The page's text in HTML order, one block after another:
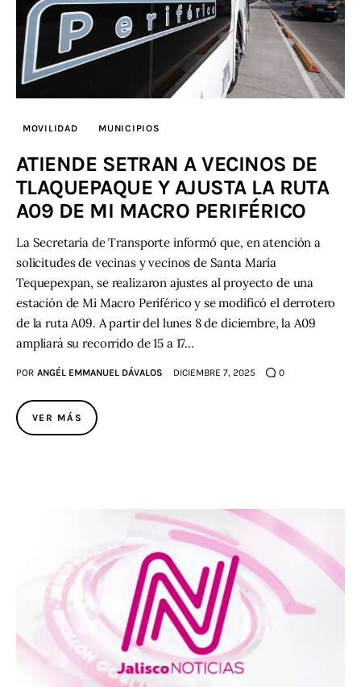
MOVILIDAD MUNICIPIOS
ATIENDE SETRAN A VECINOS DE
TLAQUEPAQUE Y AJUSTA LA RUTA
A09 DE MI MACRO PERIFÉRICO
La Secretaría de Transporte informó que, en atención a
solicitudes de vecinas y vecinos de Santa María
Tequepexpan, se realizaron ajustes al proyecto de una
estación de Mi Macro Periférico y se modificó el derrotero
de la ruta A09. A partir del lunes 8 de diciembre, la A09
ampliará su recorrido de 15 a 17…
POR ANGÉL EMMANUEL DÁVALOS DICIEMBRE 7, 2025 0
VER MÁS